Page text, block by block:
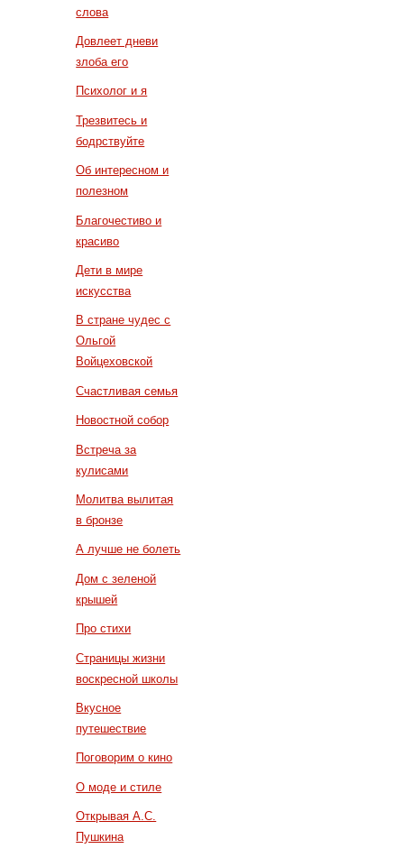
слова
Довлеет дневи
злоба его
Психолог и я
Трезвитесь и
бодрствуйте
Об интересном и
полезном
Благочестиво и
красиво
Дети в мире
искусства
В стране чудес с
Ольгой
Войцеховской
Счастливая семья
Новостной собор
Встреча за
кулисами
Молитва вылитая
в бронзе
А лучше не болеть
Дом с зеленой
крышей
Про стихи
Страницы жизни
воскресной школы
Вкусное
путешествие
Поговорим о кино
О моде и стиле
Открывая А.С.
Пушкина